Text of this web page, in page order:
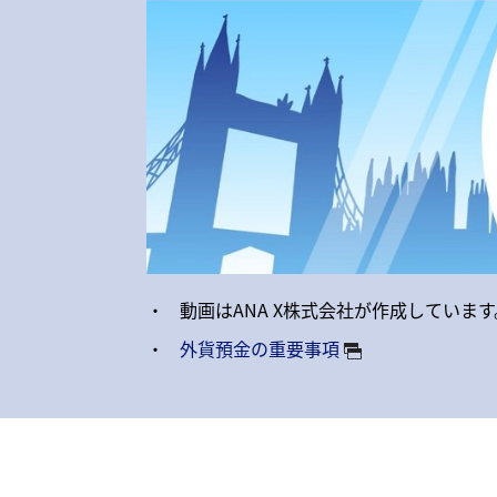
・
動画はANA X株式会社が作成しています
・
外貨預金の重要事項